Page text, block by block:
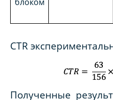
блоком
CTR
Полученные